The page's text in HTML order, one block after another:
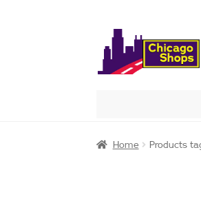
Saltar
navegación
al
contenido
Home Products